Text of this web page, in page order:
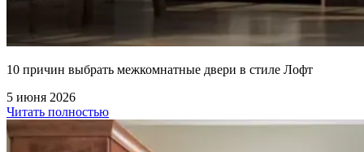
10 причин выбрать межкомнатные двери в стиле Лофт
5 июня 2026
Читать полностью